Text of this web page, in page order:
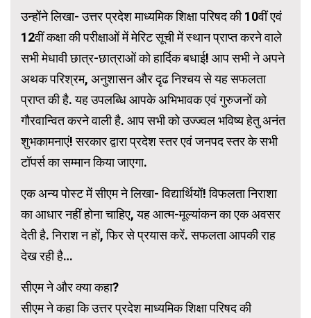
उन्होंने लिखा- उत्तर प्रदेश माध्यमिक शिक्षा परिषद की 10वीं एवं
12वीं कक्षा की परीक्षाओं में मेरिट सूची में स्थान प्राप्त करने वाले
सभी मेधावी छात्र-छात्राओं को हार्दिक बधाई! आप सभी ने अपने
अथक परिश्रम, अनुशासन और दृढ निश्चय से यह सफलता
प्राप्त की है. यह उपलब्धि आपके अभिभावक एवं गुरुजनों को
गौरवान्वित करने वाली है. आप सभी को उज्ज्वल भविष्य हेतु अनंत
शुभकामनाएं! सरकार द्वारा प्रदेश स्तर एवं जनपद स्तर के सभी
टॉपर्स का सम्मान किया जाएगा.
एक अन्य पोस्ट में सीएम ने लिखा- विद्यार्थियों! विफलता निराशा
का आधार नहीं होना चाहिए, यह आत्म-मूल्यांकन का एक अवसर
देती है. निराश न हों, फिर से प्रयास करें. सफलता आपकी राह
देख रही है…
सीएम ने और क्या कहा?
सीएम ने कहा कि उत्तर प्रदेश माध्यमिक शिक्षा परिषद की